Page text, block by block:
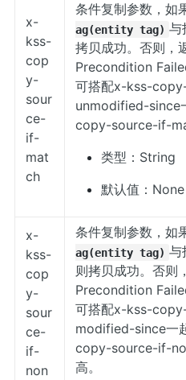
x-
kss-
cop
y-
sour
ce-
if-
mat
ch
条件复制参数，如
ag(entity tag) 与
拷贝成功。否则，
Precondition
可搭配x-kss-
unmodified-since
copy-source-if-
类型：String
默认值：None
x-
kss-
cop
y-
sour
ce-
if-
non
条件复制参数，如
ag(entity tag) 与
则拷贝成功。否则
Precondition
可搭配x-kss-
modified-since一
copy-source-if-
高。